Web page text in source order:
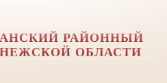
РАЙОННЫЙ
ОБЛАСТИ